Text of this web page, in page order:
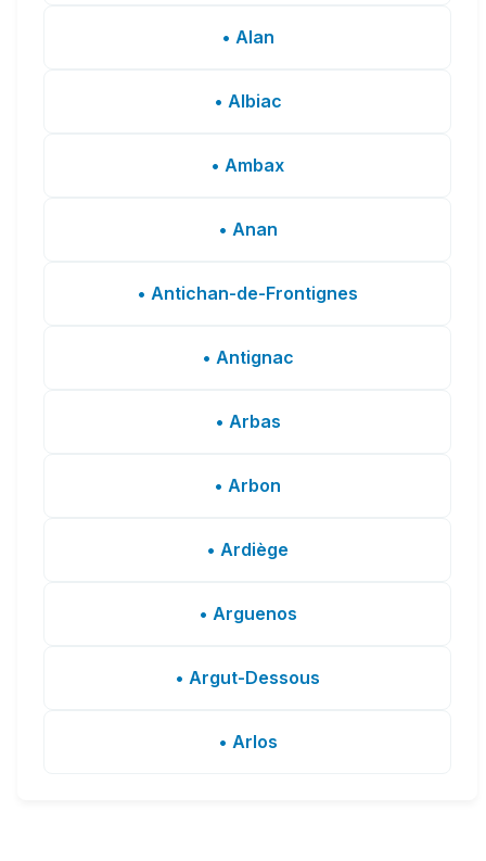
• Alan
• Albiac
• Ambax
• Anan
• Antichan-de-Frontignes
• Antignac
• Arbas
• Arbon
• Ardiège
• Arguenos
• Argut-Dessous
• Arlos